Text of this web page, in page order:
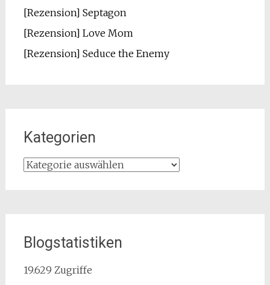
[Rezension] Septagon
[Rezension] Love Mom
[Rezension] Seduce the Enemy
Kategorien
Kategorien
Blogstatistiken
19.629 Zugriffe